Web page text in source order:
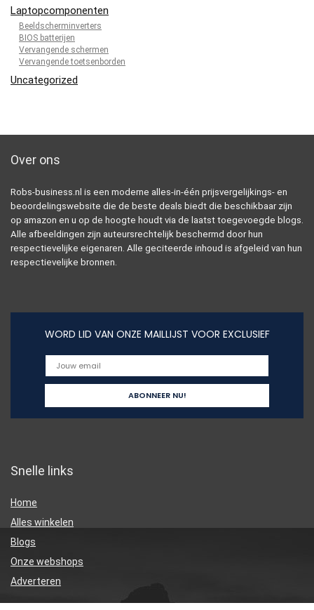
Laptopcomponenten
Beeldscherminverters
BIOS batterijen
Vervangende schermen
Vervangende toetsenborden
Uncategorized
Over ons
Robs-business.nl is een moderne alles-in-één prijsvergelijkings- en
beoordelingswebsite die de beste deals biedt die beschikbaar zijn
op amazon en u op de hoogte houdt via de laatst toegevoegde blogs.
Alle afbeeldingen zijn auteursrechtelijk beschermd door hun
respectievelijke eigenaren. Alle geciteerde inhoud is afgeleid van hun
respectievelijke bronnen.
WORD LID VAN ONZE MAILLIJST VOOR EXCLUSIEF
Snelle links
Home
Alles winkelen
Blogs
Onze webshops
Adverteren